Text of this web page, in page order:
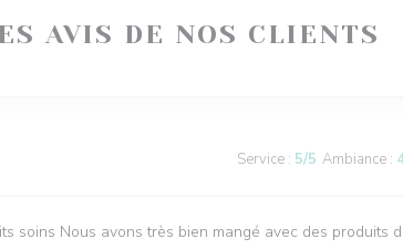
AVIS DE NOS CLIENTS
Service : 5/5 Ambiance :
soins Nous avons très bien mangé avec des produits